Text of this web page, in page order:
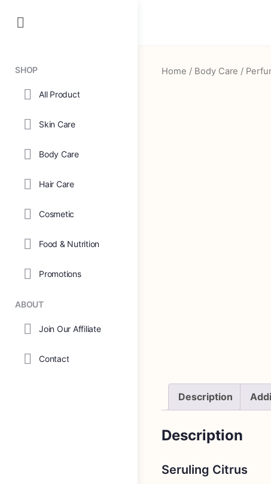
SHOP
All Product
Skin Care
Body Care
Hair Care
Cosmetic
Food & Nutrition
Promotions
ABOUT
Join Our Affiliate
Contact
Home / Body Care /
Description
Description
Seruling Citrus